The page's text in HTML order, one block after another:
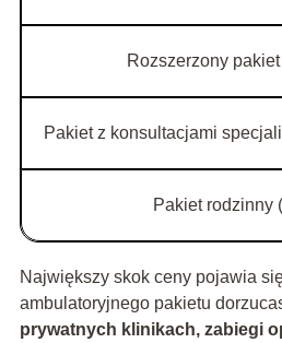
Rozszerzony
Pakiet z konsultacjami
Pakiet rodzinny
Największy skok ceny pojawia
ambulatoryjnego pakietu
prywatnych klinikach, zabiegi